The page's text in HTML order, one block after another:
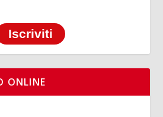
Iscriviti
ONLINE